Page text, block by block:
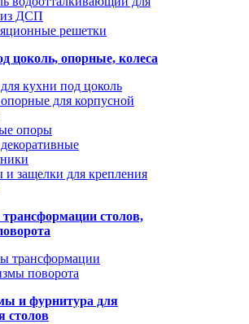
из ДСП
решетки
цоколь, опорные, колеса
кухни под цоколь
для корпусной
опоры
защелки для крепления
столов,
трансформации
поворота
и фурнитура для
столов